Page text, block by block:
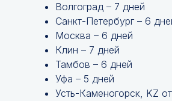
Волгоград – 7 дней
Санкт-Петербург – 6
Москва – 6 дней
Клин – 7 дней
Тамбов – 6 дней
Уфа – 5 дней
Усть-Каменогорск, KZ